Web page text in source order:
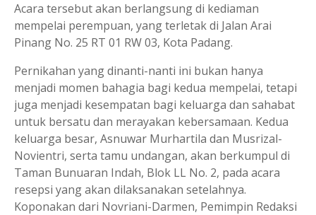
Acara tersebut akan berlangsung di kediaman
mempelai perempuan, yang terletak di Jalan Arai
Pinang No. 25 RT 01 RW 03, Kota Padang.
Pernikahan yang dinanti-nanti ini bukan hanya
menjadi momen bahagia bagi kedua mempelai, tetapi
juga menjadi kesempatan bagi keluarga dan sahabat
untuk bersatu dan merayakan kebersamaan. Kedua
keluarga besar, Asnuwar Murhartila dan Musrizal-
Novientri, serta tamu undangan, akan berkumpul di
Taman Bunuaran Indah, Blok LL No. 2, pada acara
resepsi yang akan dilaksanakan setelahnya.
Koponakan dari Novriani-Darmen, Pemimpin Redaksi